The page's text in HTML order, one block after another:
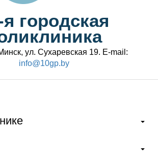
я городская
ул. Сухаревская 19. E-mail:
info@10gp.by